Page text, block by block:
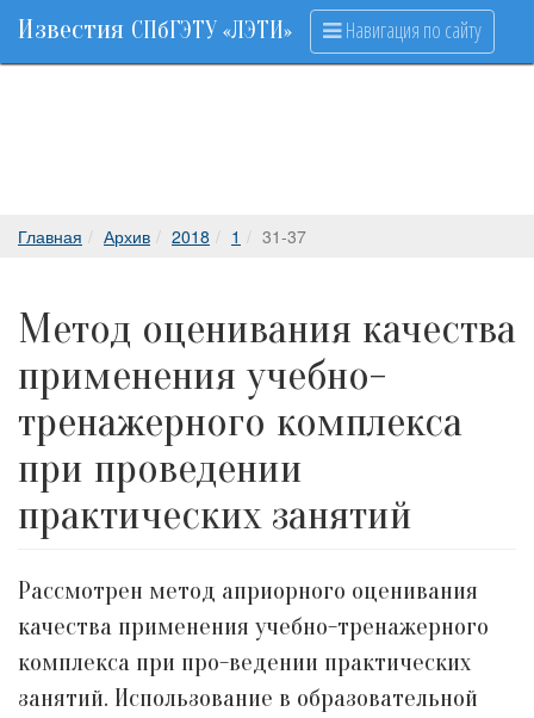
Известия СПбГЭТУ «ЛЭТИ» Навигация по сайту
Главная Архив 2018 1 31-37
Метод оценивания качества
применения учебно-
тренажерного комплекса
при проведении
практических занятий
Рассмотрен метод априорного оценивания
качества применения учебно-тренажерного
комплекса при про-ведении практических
занятий. Использование в образовательной